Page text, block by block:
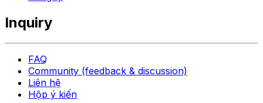
Inquiry
FAQ
Community (feedback & discussion)
Liên hệ
Hộp ý kiến